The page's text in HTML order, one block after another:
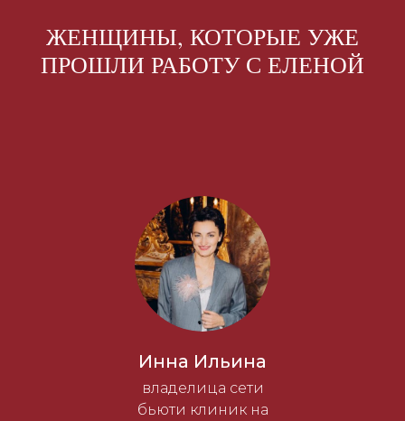
ЖЕНЩИНЫ, КОТОРЫЕ УЖЕ
ПРОШЛИ РАБОТУ С ЕЛЕНОЙ
Инна Ильина
владелица сети
бьюти клиник на